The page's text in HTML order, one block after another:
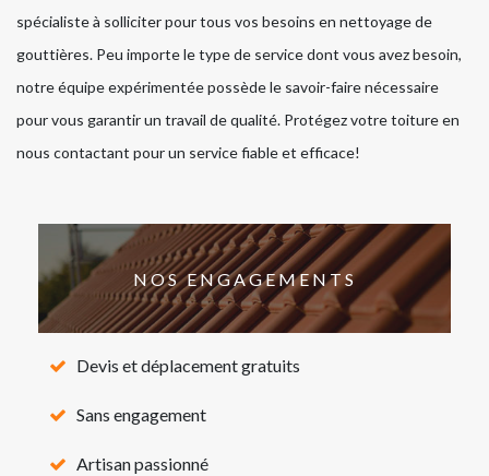
spécialiste à solliciter pour tous vos besoins en nettoyage de
gouttières. Peu importe le type de service dont vous avez besoin,
notre équipe expérimentée possède le savoir-faire nécessaire
pour vous garantir un travail de qualité. Protégez votre toiture en
nous contactant pour un service fiable et efficace!
NOS ENGAGEMENTS
Devis et déplacement gratuits
Sans engagement
Artisan passionné